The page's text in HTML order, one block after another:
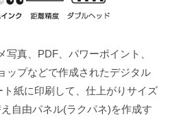
真、PDF、パワーポイント、
ップなどで作成されたデジタル
紙に印刷して、仕上がりサイズ
自由パネル(ラクパネ)を作成す